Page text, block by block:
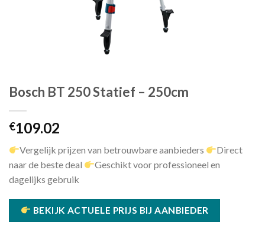
Bosch BT 250 Statief – 250cm
€109.02
Vergelijk prijzen van betrouwbare aanbieders
Direct
naar de beste deal
Geschikt voor professioneel en
dagelijks gebruik
BEKIJK ACTUELE PRIJS BIJ AANBIEDER